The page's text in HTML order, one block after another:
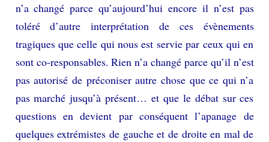
n’a changé parce qu’aujourd’hui encore il n’est pas
toléré d’autre interprétation de ces évènements
tragiques que celle qui nous est servie par ceux qui en
sont co-responsables. Rien n’a changé parce qu’il n’est
pas autorisé de préconiser autre chose que ce qui n’a
pas marché jusqu’à présent… et que le débat sur ces
questions en devient par conséquent l’apanage de
quelques extrémistes de gauche et de droite en mal de